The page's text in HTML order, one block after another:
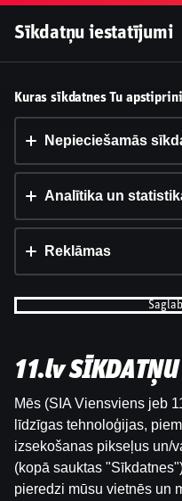
Šai spēlei nav
pieslēdzies, lai
Vai
Šī vietne izmanto 3
nepieciešamās,
Sīkdatņu iestatījumi
Kuras sīkdatnes Tu
Nepieciešamās
Analītika un
Reklāmas
11.lv
Mēs (SIA Viensviens jeb
līdzīgas tehnoloģijas,
izsekošanas pikseļus un/
(kopā sauktas
pieredzi mūsu vietnēs un